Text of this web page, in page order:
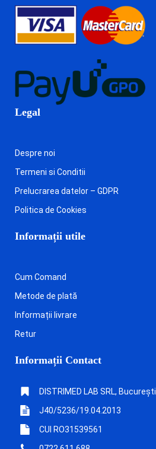
Legal
Despre noi
Termeni si Conditii
Prelucrarea datelor – GDPR
Politica de Cookies
Informații utile
Cum Comand
Metode de plată
Informații livrare
Retur
Informații Contact
DISTRIMED LAB SRL, București
J40/5236/19.04.2013
CUI RO31539561